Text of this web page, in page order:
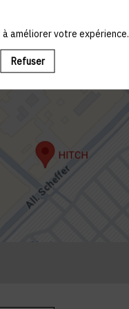
améliorer votre expérience.
Refuser